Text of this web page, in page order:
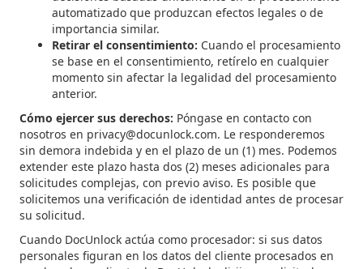
automatizado que produzcan efectos legales o de
importancia similar.
Retirar el consentimiento: Cuando el procesamiento
se base en el consentimiento, retírelo en cualquier
momento sin afectar la legalidad del procesamiento
anterior.
Cómo ejercer sus derechos: Póngase en contacto con
nosotros en privacy@docunlock.com. Le responderemos
sin demora indebida y en el plazo de un (1) mes. Podemos
extender este plazo hasta dos (2) meses adicionales para
solicitudes complejas, con previo aviso. Es posible que
solicitemos una verificación de identidad antes de procesar
su solicitud.
Cuando DocUnlock actúa como procesador: si sus datos
personales figuran en los datos del cliente procesados en